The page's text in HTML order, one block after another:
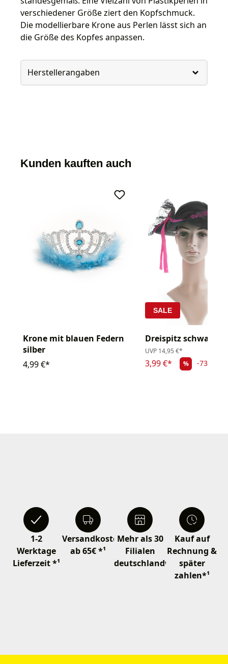
verschiedener Größe ziert den Kopfschmuck.
Die modellierbare Krone aus Perlen lässt sich an
die Größe des Kopfes anpassen.
Herstellerangaben
Kunden kauften auch
Krone mit blauen Federn
silber
4,99 €*
SALE
Dreispitz schwarz/
UVP 14,95 €*
3,99 €* % -73.31%
1-2
Werktage
Lieferzeit *¹
Versandkostenfrei
ab 65€ *¹
Mehr als 30
Filialen
deutschlandweit
Kauf auf
Rechnung &
später
zahlen*¹